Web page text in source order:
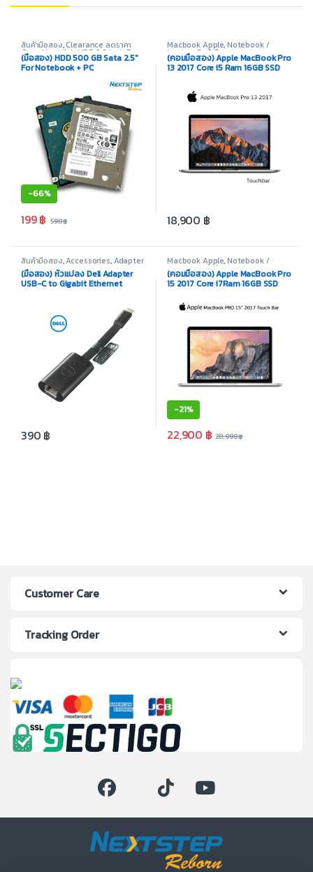
สินค้ามือสอง,Clearance ลดราคา
พิเศษ,Harddisk,HDD 2.5 inch For
N/B,Storage
(มือสอง) HDD 500 GB Sata 2.5″
For Notebook + PC
-66%
199฿ 590฿
Macbook Apple,Notebook /
Laptop,สินค้ามือสอง
(คอมมือสอง) Apple MacBook Pro
13 2017 Core i5 Ram 16GB SSD
18,900 ฿
สินค้ามือสอง,Accessories,Adapter
/ Converter
(มือสอง) หัวแปลง Dell Adapter
USB-C to Gigabit Ethernet
390 ฿
Macbook Apple,Notebook /
Laptop สินค้ามือสอง
(คอมมือสอง) Apple MacBook Pro
15 2017 Core i7Ram 16GB SSD
15.4″ Touch Bar
-21%
22,900 ฿ 28,990฿
Customer Care
Tracking Order